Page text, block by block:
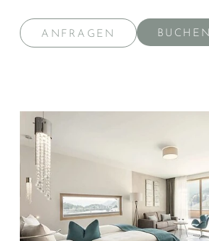
ANFRAGEN BUCHEN